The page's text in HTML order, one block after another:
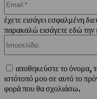
έχετε εισάγει εσφαλμένη
παρακαλώ εισάγετε εδώ την
αποθηκεύστε το όνομα,
ιστότοπό μου σε αυτό το
φορά που θα σχολιάσω.